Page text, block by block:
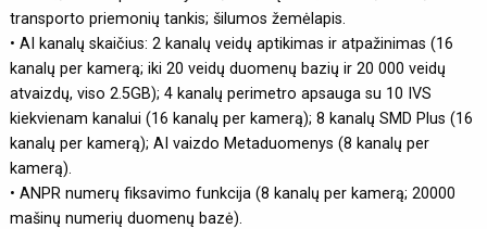
transporto priemonių tankis; šilumos žemėlapis.
• AI kanalų skaičius: 2 kanalų veidų aptikimas ir atpažinimas (16
kanalų per kamerą; iki 20 veidų duomenų bazių ir 20 000 veidų
atvaizdų, viso 2.5GB); 4 kanalų perimetro apsauga su 10 IVS
kiekvienam kanalui (16 kanalų per kamerą); 8 kanalų SMD Plus (16
kanalų per kamerą); AI vaizdo Metaduomenys (8 kanalų per
kamerą).
• ANPR numerų fiksavimo funkcija (8 kanalų per kamerą; 20000
mašinų numerių duomenų bazė).